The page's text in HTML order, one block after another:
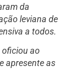
da
leviana de
a todos.
oficiou ao
apresente as